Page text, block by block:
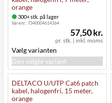
orange
300+ stk. på lager
Varenr.:7340004614364
pr. stk. | inkl. moms
57,50 kr.
Vælg varianten
Den valgte variant
DELTACO U/UTP Cat6 patch
kabel, halogenfri, 15 meter,
orange